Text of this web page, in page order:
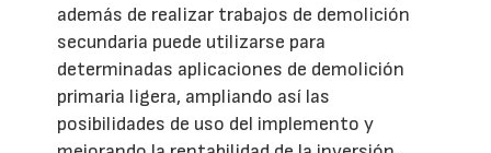
además de realizar trabajos de demolición
secundaria puede utilizarse para
determinadas aplicaciones de demolición
primaria ligera, ampliando así las
posibilidades de uso del implemento y